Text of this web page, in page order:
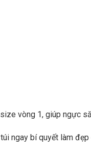
vòng 1, giúp ngực
ngay bí quyết làm đẹp